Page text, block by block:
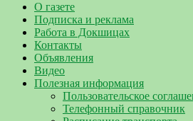
О газете
Подписка и реклама
Работа в Докшицах
Контакты
Объявления
Видео
Полезная информация
Пользовательское
Телефонный справочник